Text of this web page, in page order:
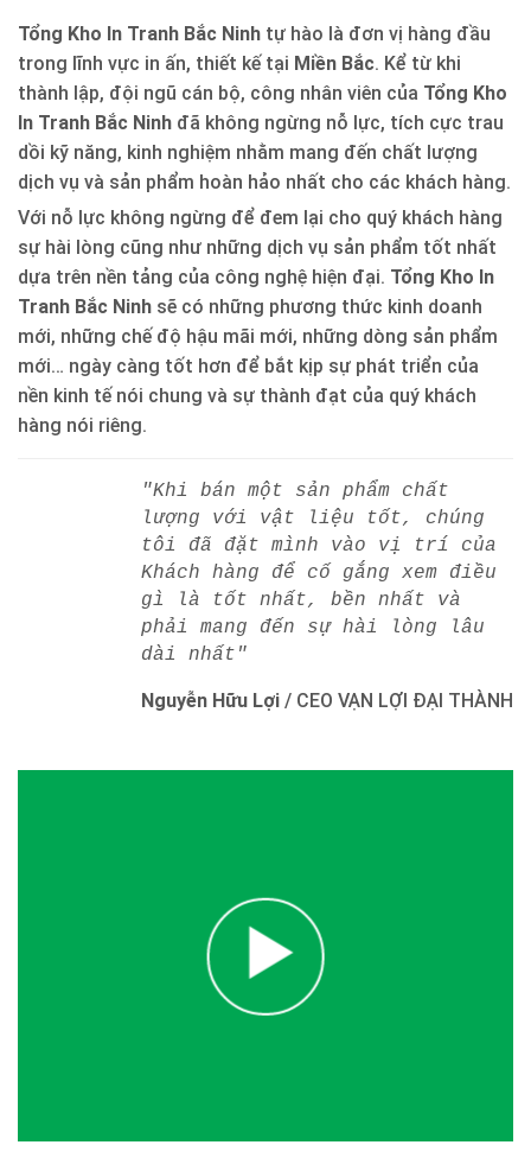
Tổng Kho In Tranh Bắc Ninh tự hào là đơn vị hàng đầu
trong lĩnh vực in ấn, thiết kế tại Miền Bắc. Kể từ khi
thành lập, đội ngũ cán bộ, công nhân viên của Tổng Kho
In Tranh Bắc Ninh đã không ngừng nỗ lực, tích cực trau
dồi kỹ năng, kinh nghiệm nhằm mang đến chất lượng
dịch vụ và sản phẩm hoàn hảo nhất cho các khách hàng.
Với nỗ lực không ngừng để đem lại cho quý khách hàng
sự hài lòng cũng như những dịch vụ sản phẩm tốt nhất
dựa trên nền tảng của công nghệ hiện đại. Tổng Kho In
Tranh Bắc Ninh sẽ có những phương thức kinh doanh
mới, những chế độ hậu mãi mới, những dòng sản phẩm
mới… ngày càng tốt hơn để bắt kịp sự phát triển của
nền kinh tế nói chung và sự thành đạt của quý khách
hàng nói riêng.
"Khi bán một sản phẩm chất
lượng với vật liệu tốt, chúng
tôi đã đặt mình vào vị trí của
Khách hàng để cố gắng xem điều
gì là tốt nhất, bền nhất và
phải mang đến sự hài lòng lâu
dài nhất"
Nguyễn Hữu Lợi / CEO VẠN LỢI ĐẠI THÀNH